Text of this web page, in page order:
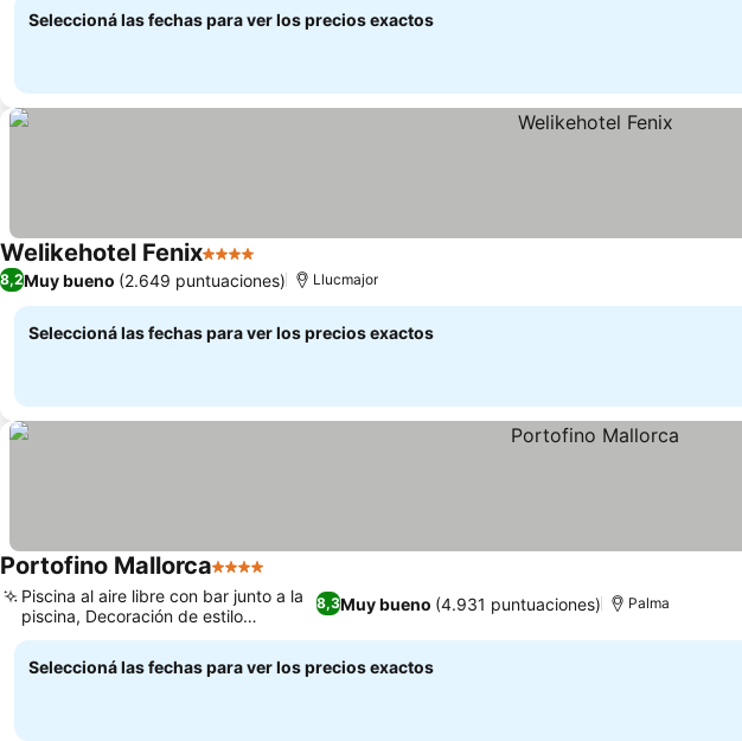
Seleccioná las fechas para ver los precios exactos
Welikehotel Fenix4 EstrellasVer precios
8,2Muy bueno (2.649 puntuaciones) Llucmajor
Seleccioná las fechas para ver los precios exactos
Portofino Mallorca4 Estrellas
8,3Muy bueno (4.931 puntuaciones)
Piscina al aire libre con bar junto a la
piscina, Decoración de estilo
contemporáneo
Palma
Seleccioná las fechas para ver los precios exactos